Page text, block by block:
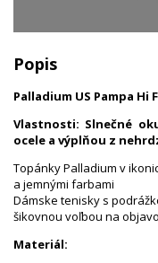
Popis
Palladium US Pampa Hi
Vlastnosti: Slnečné
ocele a výplňou z
Topánky Palladium v
a jemnými farbami
Dámske tenisky s
šikovnou voľbou na
Materiál: